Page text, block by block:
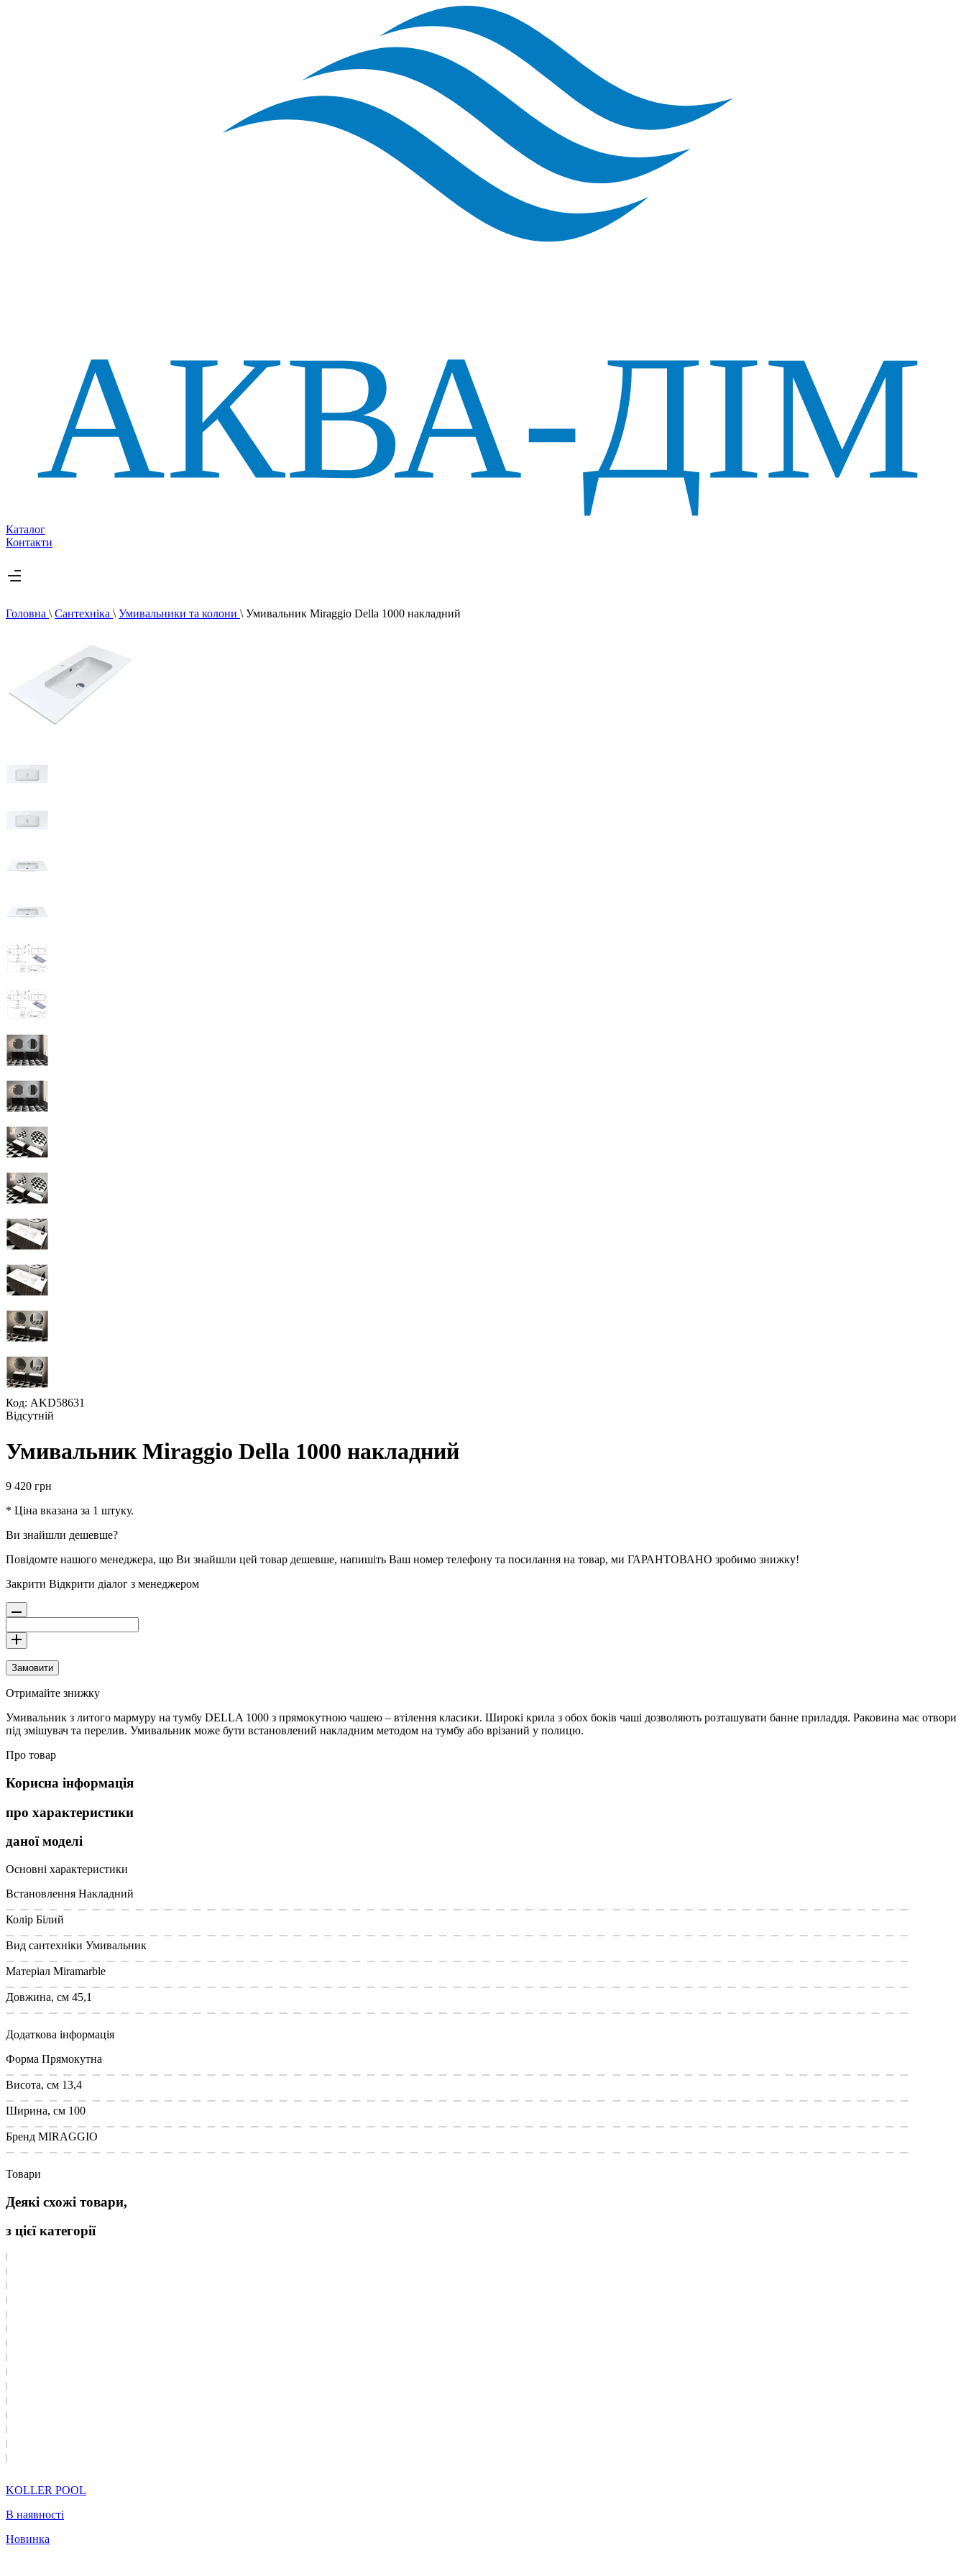
Каталог
Контакти
Головна \ Сантехніка \ Умивальники та колони \ Умивальник Miraggio Della 1000 накладний
Код: AKD58631
Відсутній
Умивальник Miraggio Della 1000 накладний
9 420 грн
* Ціна вказана за 1 штуку.
Ви знайшли дешевше?
Повідомте нашого менеджера, що Ви знайшли цей товар дешевше, напишіть Ваш номер телефону та посилання на товар, ми ГАРАНТОВАНО зробимо знижку!
Закрити Відкрити діалог з менеджером
Замовити
Отримайте знижку
Умивальник з литого мармуру на тумбу DELLA 1000 з прямокутною чашею – втілення класики. Широкі крила з обох боків чаші дозволяють розташувати банне приладдя. Раковина має отвори
під змішувач та перелив. Умивальник може бути встановлений накладним методом на тумбу або врізаний у полицю.
Про товар
Корисна інформація
про характеристики
даної моделі
Основні характеристики
Встановлення Накладний
Колір Білий
Вид сантехніки Умивальник
Матеріал Miramarble
Довжина, см 45,1
Додаткова інформація
Форма Прямокутна
Висота, см 13,4
Ширина, см 100
Бренд MIRAGGIO
Товари
Деякі схожі товари,
з цієї категорії
KOLLER POOL
В наявності
Новинка